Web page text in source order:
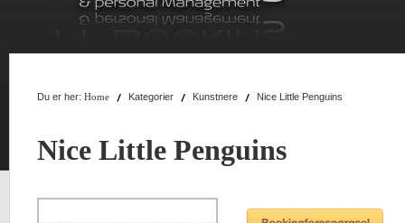
Du er her: Home Kategorier Kunstnere Nice Little Penguins
Nice Little Penguins